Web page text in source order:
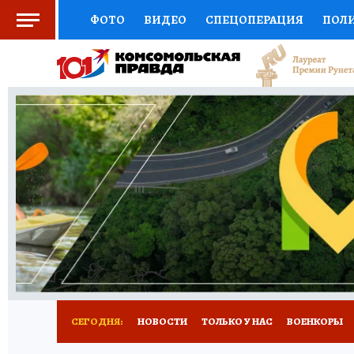
ФОТО ВИДЕО СПЕЦОПЕРАЦИЯ
СОЦПОДДЕРЖКА НАУКА СПОРТ
ВЫБОР ЭКСПЕРТОВ ДОКТОР
КНИЖНАЯ ПОЛКА ПРОГНОЗЫ НА СПОРТ
ПРЕСС-ЦЕНТР НЕДВИЖИМОСТЬ
РАДИО КП РЕКЛАМА ТЕСТЫ НОВОЕ
СЕГОДНЯ: НОВОСТИ ТОЛЬКО У НАС ВОЕНКОРЫ